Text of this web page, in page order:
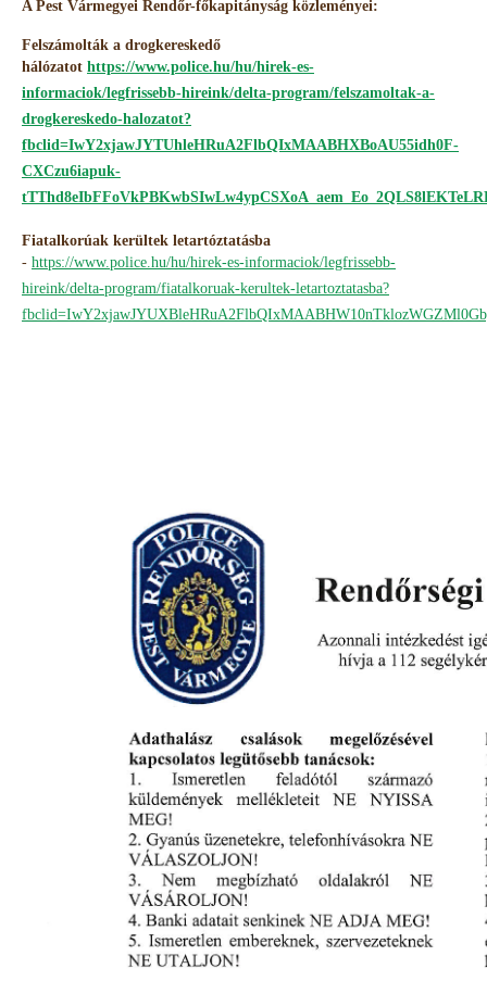
A Pest Vármegyei Rendőr-főkapitányság közleményei:
Felszámolták a drogkereskedő
hálózatot https://www.police.hu/hu/hirek-es-
informaciok/legfrissebb-hireink/delta-program/felszamoltak-a-
drogkereskedo-halozatot?
fbclid=IwY2xjawJYTUhleHRuA2FlbQIxMAABHXBoAU55idh0F-
CXCzu6iapuk-
Fiatalkorúak kerültek letartóztatásba
- https://www.police.hu/hu/hirek-es-informaciok/legfrissebb-
hireink/delta-program/fiatalkoruak-kerultek-letartoztatasba?